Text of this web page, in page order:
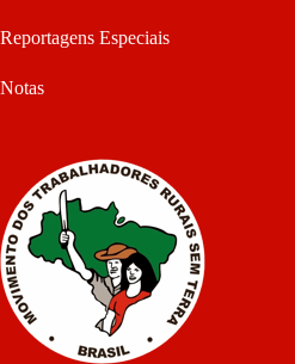
Reportagens Especiais
Notas